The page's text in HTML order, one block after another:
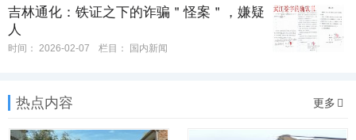
吉林通化：铁证之下的诈骗＂怪案＂，嫌疑
人
时间： 2026-02-07 栏目： 国内新闻
热点内容 更多